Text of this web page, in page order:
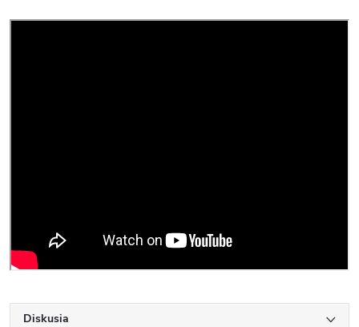
Diskusia